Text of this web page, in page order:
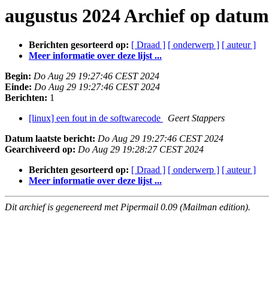
augustus 2024 Archief op datum
Berichten gesorteerd op: [ Draad ] [ onderwerp ] [ auteur ]
Meer informatie over deze lijst ...
Begin: Do Aug 29 19:27:46 CEST 2024
Einde: Do Aug 29 19:27:46 CEST 2024
Berichten: 1
[linux] een fout in de softwarecode
Geert Stappers
Datum laatste bericht: Do Aug 29 19:27:46 CEST 2024
Gearchiveerd op: Do Aug 29 19:28:27 CEST 2024
Berichten gesorteerd op: [ Draad ] [ onderwerp ] [ auteur ]
Meer informatie over deze lijst ...
Dit archief is gegenereerd met Pipermail 0.09 (Mailman edition).